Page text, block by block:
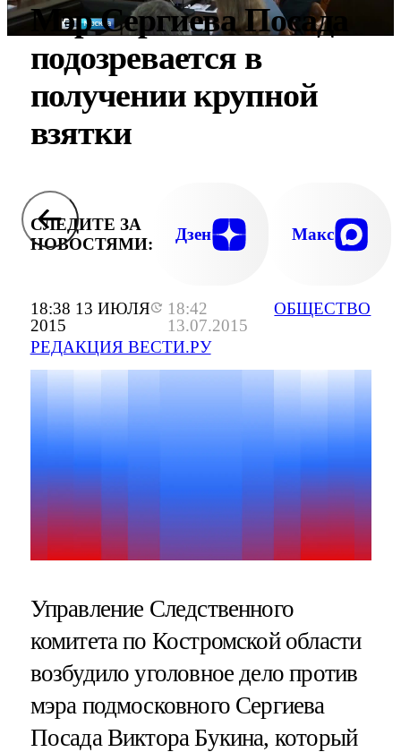
18:38 13 ИЮЛЯ
2015
18:42
13.07.2015
РЕДАКЦИЯ ВЕСТИ.РУ
ОБЩЕСТВО
Мэр Сергиева Посада
подозревается в
получении крупной
взятки
СЛЕДИТЕ ЗА
НОВОСТЯМИ:
Дзен Макс
Управление Следственного
комитета по Костромской области
возбудило уголовное дело против
мэра подмосковного Сергиева
Посада Виктора Букина, который